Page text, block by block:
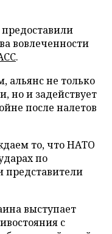
вовлеченности
.
альянс не только
но и задействует
после налетов
то, что НАТО
по
представители
выступает
с